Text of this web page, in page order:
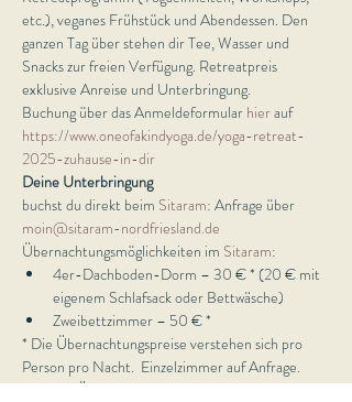
etc.), veganes Frühstück und Abendessen. Den
ganzen Tag über stehen dir Tee, Wasser und
Snacks zur freien Verfügung. Retreatpreis
exklusive Anreise und Unterbringung.
Buchung über das Anmeldeformular hier auf
https://www.oneofakindyoga.de/yoga-retreat-
2025-zuhause-in-dir
Deine Unterbringung
buchst du direkt beim Sitaram: Anfrage über
moin@sitaram-nordfriesland.de
Übernachtungsmöglichkeiten im Sitaram:
4er-Dachboden-Dorm – 30 € * (20 € mit
eigenem Schlafsack oder Bettwäsche)
Zweibettzimmer – 50 € *
* Die Übernachtungspreise verstehen sich pro
Person pro Nacht.  Einzelzimmer auf Anfrage.
Weitere Übernachtungsmöglichkeiten fußläufig